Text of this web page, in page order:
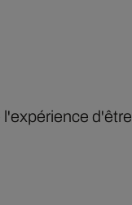
d'être